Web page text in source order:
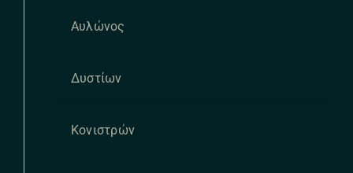
Αυλώνος
Δυστίων
Κονιστρών